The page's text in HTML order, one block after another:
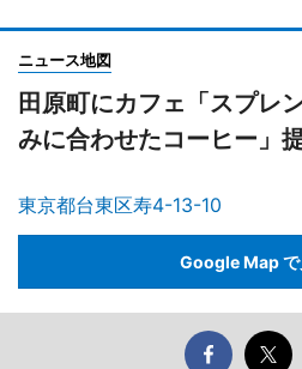
ニュース地図
田原町にカフェ「スプ
みに合わせたコーヒー」
東京都台東区寿4-13-10
Google Map で